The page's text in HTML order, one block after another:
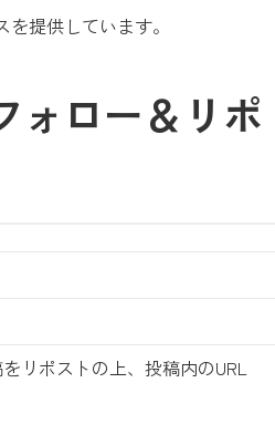
提供しています。
ォロー＆リポ
リポストの上、投稿内のURL